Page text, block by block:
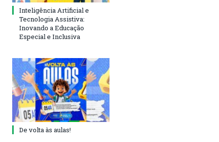
Inteligência Artificial e
Tecnologia Assistiva:
Inovando a Educação
Especial e Inclusiva
De volta às aulas!